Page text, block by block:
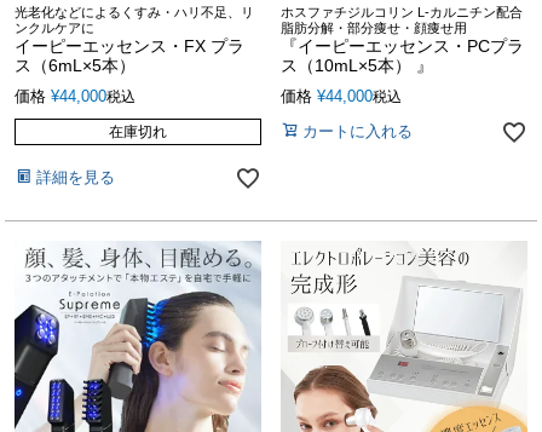
光老化などによるくすみ・ハリ不足、リ
ンクルケアに
イーピーエッセンス・FX プラ
ス（6mL×5本）
価格 ¥44,000税込
在庫切れ
詳細を見る
ホスファチジルコリン L-カルニチン配合
脂肪分解・部分痩せ・顔痩せ用
『イーピーエッセンス・PCプラ
ス（10mL×5本） 』
価格 ¥44,000税込
カートに入れる